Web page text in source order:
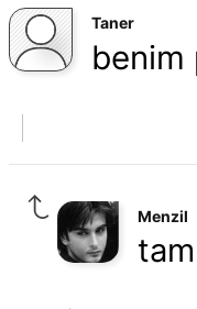
Taner
benim
Menzil